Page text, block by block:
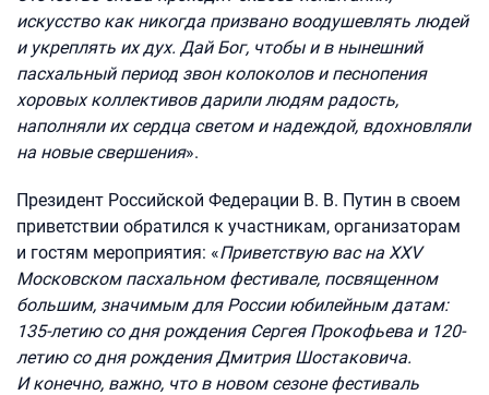
искусство как никогда призвано воодушевлять людей
и укреплять их дух. Дай Бог, чтобы и в нынешний
пасхальный период звон колоколов и песнопения
хоровых коллективов дарили людям радость,
наполняли их сердца светом и надеждой, вдохновляли
на новые свершения».
Президент Российской Федерации В. В. Путин в своем
приветствии обратился к участникам, организаторам
и гостям мероприятия: «Приветствую вас на XXV
Московском пасхальном фестивале, посвященном
большим, значимым дляРоссии юбилейным датам:
135-летию со дня рождения Сергея Прокофьева и 120-
летию со дня рождения Дмитрия Шостаковича.
И конечно, важно, что в новом сезоне фестиваль